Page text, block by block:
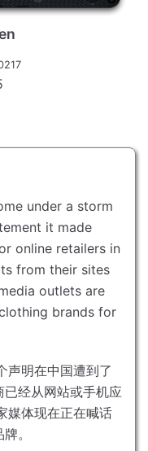
under a storm
it made
online retailers in
from their sites
outlets are
brands for
声明在中国遭到了
经从网站或手机应
媒体现在正在喊话
。